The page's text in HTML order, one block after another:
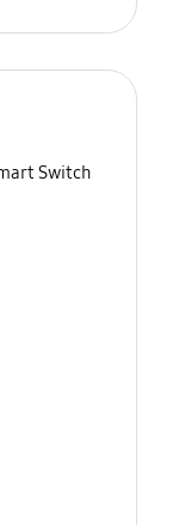
Switch